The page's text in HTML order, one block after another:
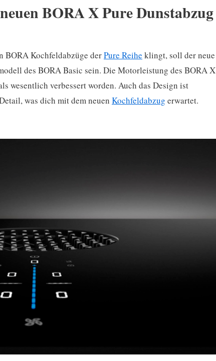
BORA X Pure Dunstabzug
BORA Kochfeldabzüge derPure Reihe klingt, soll der neue
des BORA Basic sein. Die Motorleistung des BORA X
wesentlich verbessert worden. Auch das Design ist
was dich mit dem neuen Kochfeldabzug erwartet.